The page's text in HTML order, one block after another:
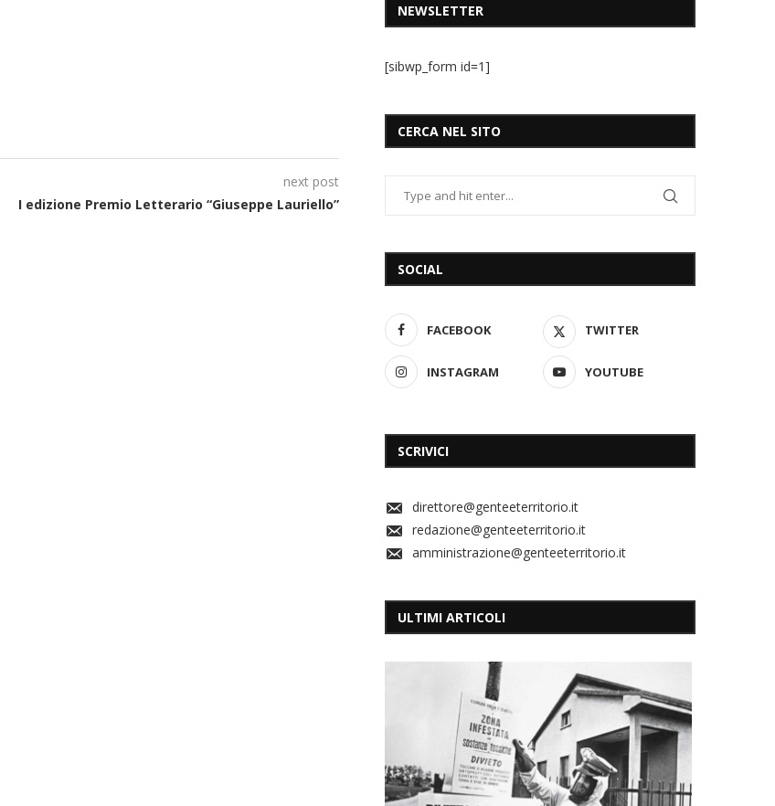
next post
I edizione Premio Letterario “Giuseppe Lauriello”
NEWSLETTER
[sibwp_form id=1]
CERCA NEL SITO
SOCIAL
FACEBOOK TWITTER
INSTAGRAM YOUTUBE
SCRIVICI
direttore@genteeterritorio.it
redazione@genteeterritorio.it
amministrazione@genteeterritorio.it
ULTIMI ARTICOLI